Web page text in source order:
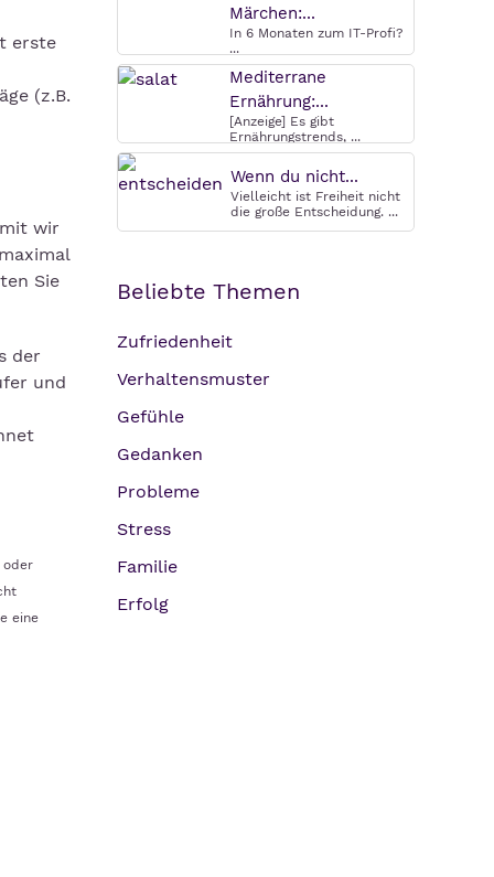
erste
(z.B.
wir
Sie
der
und
oder
eine
Märchen:...
In 6 Monaten zum IT-Profi?
...
Mediterrane
Ernährung:...
[Anzeige] Es gibt
Ernährungstrends, ...
Wenn du nicht...
Vielleicht ist Freiheit nicht
die große Entscheidung. ...
Beliebte Themen
Zufriedenheit
Verhaltensmuster
Gefühle
Gedanken
Probleme
Stress
Familie
Erfolg